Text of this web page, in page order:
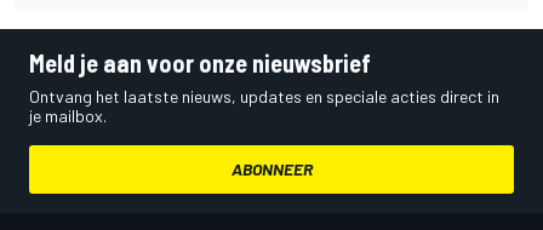
Meld je aan voor onze nieuwsbrief
Ontvang het laatste nieuws, updates en speciale acties direct in
je mailbox.
ABONNEER